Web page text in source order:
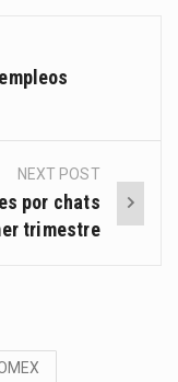
NEXT POST
por chats
trimestre